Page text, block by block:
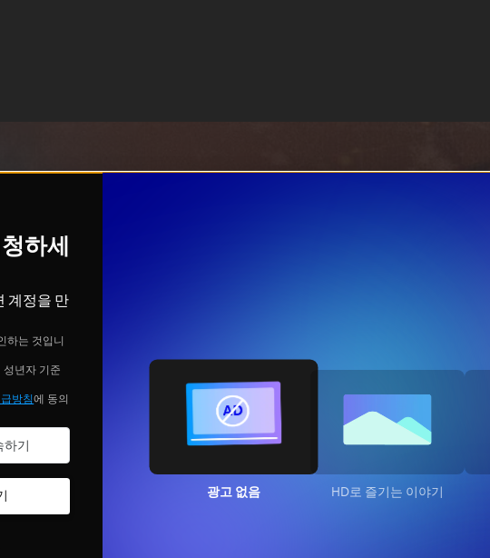
하세
계정을 만
하는 것입니
성년자 기준
방침에 동의
광고 없음 HD로 즐기는 이야기